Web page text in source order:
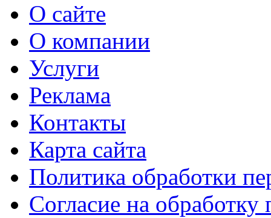
О сайте
О компании
Услуги
Реклама
Контакты
Карта сайта
Политика обработки
Согласие на